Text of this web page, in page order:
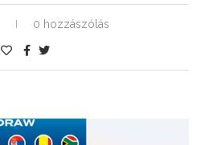
0 hozzászólás